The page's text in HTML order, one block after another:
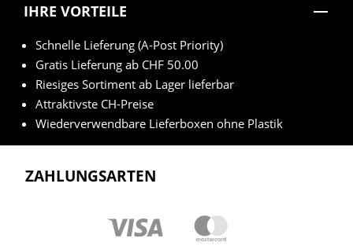
IHRE VORTEILE
Schnelle Lieferung (A-Post Priority)
Gratis Lieferung ab CHF 50.00
Riesiges Sortiment ab Lager lieferbar
Attraktivste CH-Preise
Wiederverwendbare Lieferboxen ohne Plastik
ZAHLUNGSARTEN